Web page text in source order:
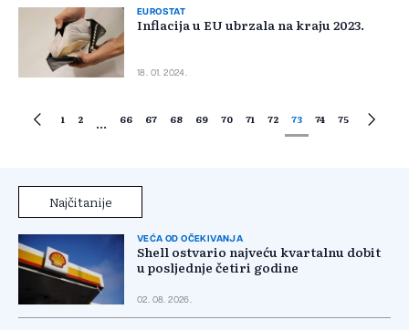
EUROSTAT
Inflacija u EU ubrzala na kraju 2023.
18. 01. 2024.
1 2 ... 66 67 68 69 70 71 72 73 74 75
Najčitanije
VEĆA OD OČEKIVANJA
Shell ostvario najveću kvartalnu dobit
u posljednje četiri godine
02. 08. 2026.